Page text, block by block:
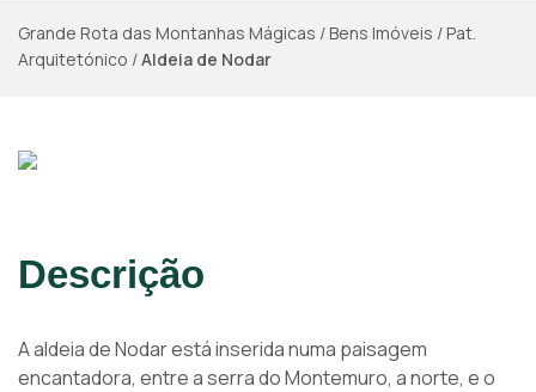
Grande Rota das Montanhas Mágicas /Bens Imóveis /Pat.
Arquitetónico /Aldeia de Nodar
Descrição
A aldeia de Nodar está inserida numa paisagem
encantadora, entre a serra do Montemuro, a norte, e o